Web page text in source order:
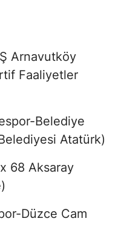
Arnavutköy
Faaliyetler
Belediye
Atatürk)
68 Aksaray
Düzce Cam